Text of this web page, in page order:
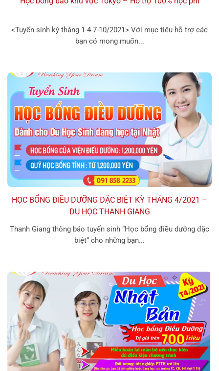
<Tuyển sinh kỳ tháng 1-4-7-10/2021> Với mục tiêu hỗ trợ các
bạn có mong muốn...
HỌC BỔNG ĐIỀU DƯỠNG ĐẶC BIỆT KỲ THÁNG 4/2021 –
DU HỌC THANH GIANG
Thanh Giang thông báo tuyển sinh “Học bổng điều dưỡng đặc
biệt” cho những bạn...